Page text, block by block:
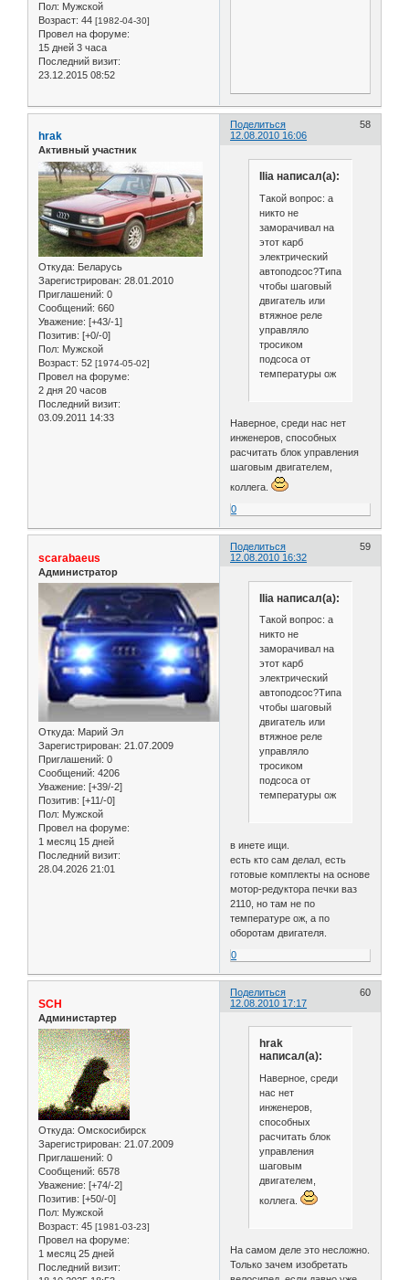
Пол: Мужской
Возраст: 44 [1982-04-30]
Провел на форуме:
15 дней 3 часа
Последний визит:
23.12.2015 08:52
Поделиться
58
12.08.2010 16:06
hrak
Активный участник
Откуда: Беларусь
Зарегистрирован: 28.01.2010
Приглашений: 0
Сообщений: 660
Уважение: [+43/-1]
Позитив: [+0/-0]
Пол: Мужской
Возраст: 52 [1974-05-02]
Провел на форуме:
2 дня 20 часов
Последний визит:
03.09.2011 14:33
Ilia написал(а):
Такой вопрос: а
никто не
заморачивал на
этот карб
электрический
автоподсос?Типа
чтобы шаговый
двигатель или
втяжное реле
управляло
тросиком
подсоса от
температуры ож
Наверное, среди нас нет
инженеров, способных
расчитать блок управления
шаговым двигателем,
коллега.
0
Поделиться
59
12.08.2010 16:32
scarabaeus
Администратор
Откуда: Марий Эл
Зарегистрирован: 21.07.2009
Приглашений: 0
Сообщений: 4206
Уважение: [+39/-2]
Позитив: [+11/-0]
Пол: Мужской
Провел на форуме:
1 месяц 15 дней
Последний визит:
28.04.2026 21:01
Ilia написал(а):
Такой вопрос: а
никто не
заморачивал на
этот карб
электрический
автоподсос?Типа
чтобы шаговый
двигатель или
втяжное реле
управляло
тросиком
подсоса от
температуры ож
в инете ищи.
есть кто сам делал, есть
готовые комплекты на основе
мотор-редуктора печки ваз
2110, но там не по
температуре ож, а по
оборотам двигателя.
0
Поделиться
60
12.08.2010 17:17
SCH
Администартер
Откуда: Омскосибирск
Зарегистрирован: 21.07.2009
Приглашений: 0
Сообщений: 6578
Уважение: [+74/-2]
Позитив: [+50/-0]
Пол: Мужской
Возраст: 45 [1981-03-23]
Провел на форуме:
1 месяц 25 дней
Последний визит:
hrak
написал(а):
Наверное, среди
нас нет
инженеров,
способных
расчитать блок
управления
шаговым
двигателем,
коллега.
На самом деле это несложно.
Только зачем изобретать